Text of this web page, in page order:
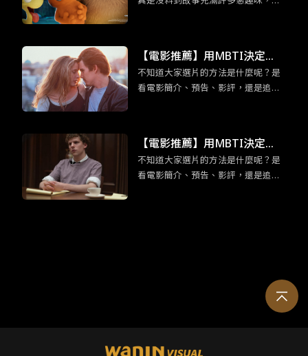
期的模樣。
身為加菲貓鐵粉們還不看爆？
【電影推薦】用MBTI決定
吧！適合「渴望深度交流」EN
FP競選者的五部電影
不知道大家選片的方法是什麼呢？是
看電影簡介、預告、影評，還是追各
曾想過要看的片一個機會喔！在正文
開始前，我們先來認識ENFP競選者
吧！ENFP競選者看似外向活潑，交友
【電影推薦】用MBTI決定
吧！ESTP企業家「足智多謀」
的五部電影
不知道大家選片的方法是什麼呢？是
看電影簡介、預告、影評，還是追各
大膽、創新、足智多謀便是這類人的
最佳寫照！奠基於此特質，今天要介
紹的五部電影皆以「挑戰冒險」、